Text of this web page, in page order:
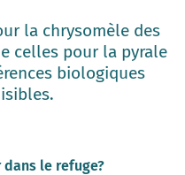
la chrysomèle des
celles pour la pyrale
biologiques
le refuge?